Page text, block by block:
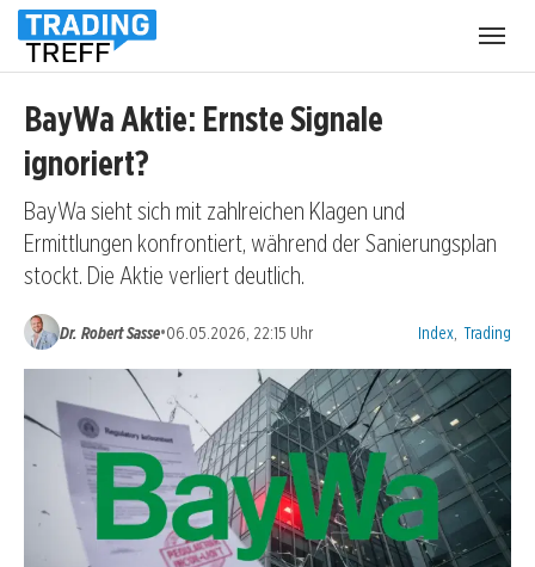
BayWa Aktie: Ernste Signale
ignoriert?
BayWa sieht sich mit zahlreichen Klagen und
Ermittlungen konfrontiert, während der Sanierungsplan
stockt. Die Aktie verliert deutlich.
Dr. Robert Sasse•06.05.2026, 22:15 Uhr Kategorien:
Index Trading